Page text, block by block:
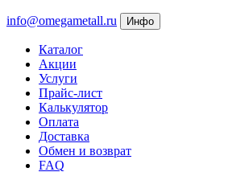
info@omegametall.ru Инфо
Каталог
Акции
Услуги
Прайс-лист
Калькулятор
Оплата
Доставка
Обмен и возврат
FAQ